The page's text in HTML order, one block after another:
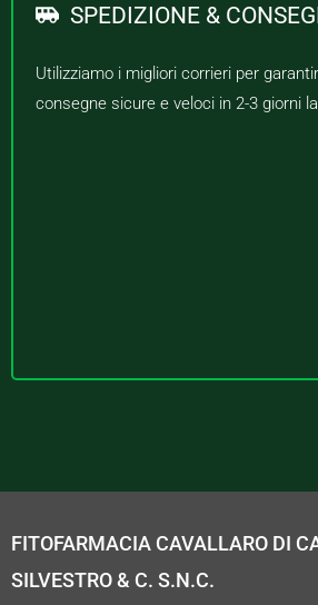
SPEDIZIONE &
Utilizziamo i migliori corrieri per
consegne sicure e veloci in 2-3 giorni
FITOFARMACIA CAVALLARO DI
SILVESTRO & C. S.N.C.